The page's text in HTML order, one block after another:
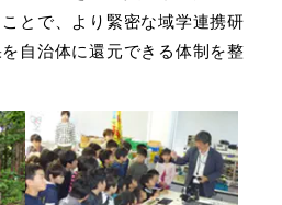
とで、より緊密な域学連携研
自治体に還元できる体制を整